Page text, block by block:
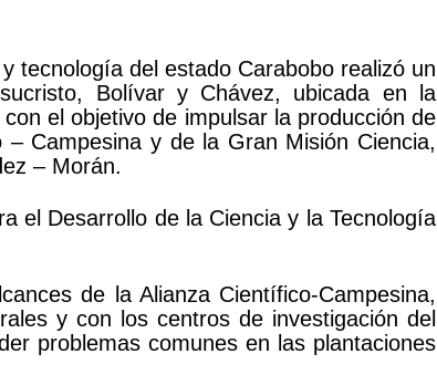
tecnología del estado Carabobo realizó un
Bolívar y Chávez, ubicada en la
el objetivo de impulsar la producción de
Campesina y de la Gran Misión Ciencia,
– Morán.
el Desarrollo de la Ciencia y la Tecnología
de la Alianza Científico-Campesina,
y con los centros de investigación del
problemas comunes en las plantaciones